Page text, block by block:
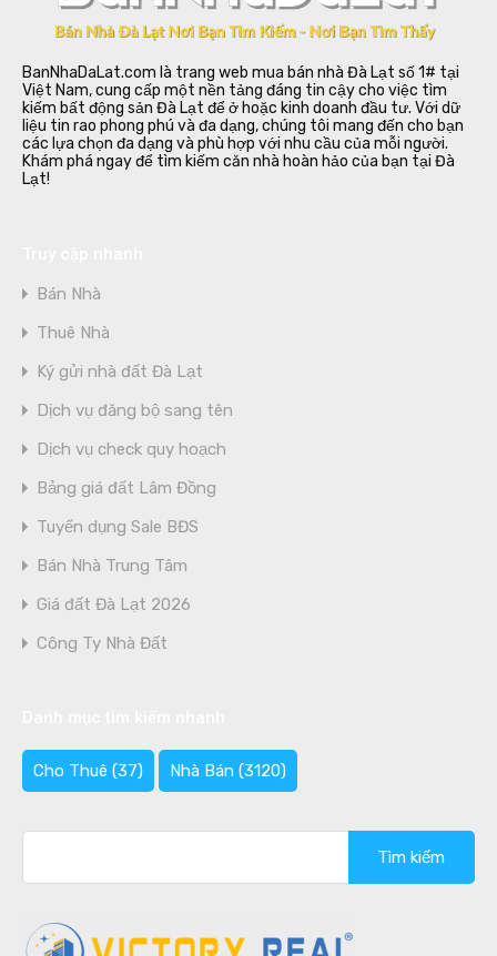
BanNhaDaLat.com là trang web mua bán nhà Đà Lạt số 1# tại
Việt Nam, cung cấp một nền tảng đáng tin cậy cho việc tìm
kiếm bất động sản Đà Lạt để ở hoặc kinh doanh đầu tư. Với dữ
liệu tin rao phong phú và đa dạng, chúng tôi mang đến cho bạn
các lựa chọn đa dạng và phù hợp với nhu cầu của mỗi người.
Khám phá ngay để tìm kiếm căn nhà hoàn hảo của bạn tại Đà
Lạt!
Bán Nhà
Thuê Nhà
Ký gửi nhà đất Đà Lạt
Dịch vụ đăng bộ sang tên
Dịch vụ check quy hoạch
Bảng giá đất Lâm Đồng
Tuyển dụng Sale BĐS
Bán Nhà Trung Tâm
Giá đất Đà Lạt 2026
Công Ty Nhà Đất
Cho Thuê (37) Nhà Bán (3120)
kiếm
cho: